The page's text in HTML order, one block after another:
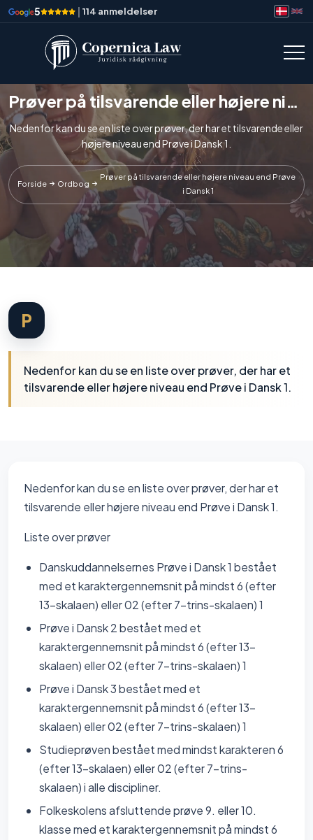
5 | 114 anmeldelser
Prøver på tilsvarende eller højere niveau end Prøve i Dansk 1
Nedenfor kan du se en liste over prøver, der har et tilsvarende eller
højere niveau end Prøve i Dansk 1.
Forside Ordbog
Prøver på tilsvarende eller højere niveau end Prøve
i Dansk 1
P
Nedenfor kan du se en liste over prøver, der har et
tilsvarende eller højere niveau end Prøve i Dansk 1.
Nedenfor kan du se en liste over prøver, der har et
tilsvarende eller højere niveau end Prøve i Dansk 1.
Liste over prøver
Danskuddannelsernes Prøve i Dansk 1 bestået
med et karaktergennemsnit på mindst 6 (efter
13-skalaen) eller 02 (efter 7-trins-skalaen) 1
Prøve i Dansk 2 bestået med et
karaktergennemsnit på mindst 6 (efter 13-
skalaen) eller 02 (efter 7-trins-skalaen) 1
Prøve i Dansk 3 bestået med et
karaktergennemsnit på mindst 6 (efter 13-
skalaen) eller 02 (efter 7-trins-skalaen) 1
Studieprøven bestået med mindst karakteren 6
(efter 13-skalaen) eller 02 (efter 7-trins-
skalaen) i alle discipliner.
Folkeskolens afsluttende prøve 9. eller 10.
klasse med et karaktergennemsnit på mindst 6